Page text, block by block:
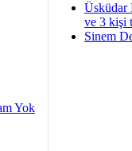
Yok
Üsküdar
ve 3 kişi
Sinem